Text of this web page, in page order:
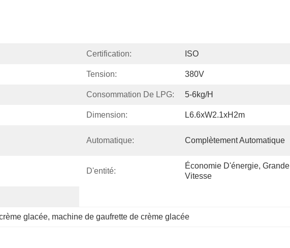
Certification: ISO
Tension: 380V
Consommation De LPG: 5-6kg/h
Dimension: L6.6xW2.1xH2m
Automatique: Complètement Automatique
D'entité:
Économie D'énergie, Grande
Vitesse
glacée, machine de gaufrette de crème glacée